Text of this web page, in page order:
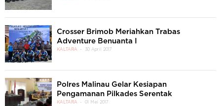
Crosser Brimob Meriahkan Trabas
Adventure Benuanta I
KALTARA 30 April 2017
Polres Malinau Gelar Kesiapan
Pengamanan Pilkades Serentak
KALTARA 01 Mei 2017